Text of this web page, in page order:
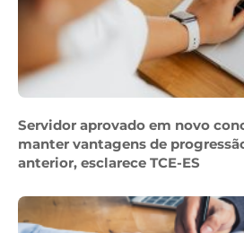
Servidor aprovado em novo
manter vantagens de
anterior, esclarece TCE-ES